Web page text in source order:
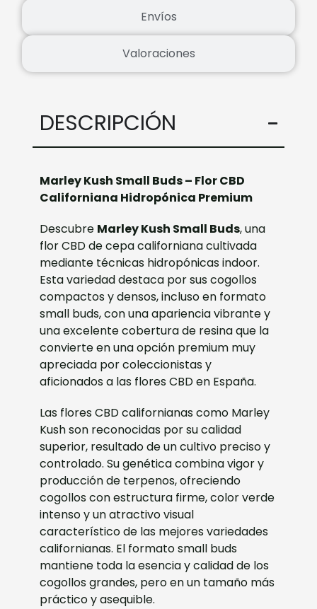
Envíos
Valoraciones
DESCRIPCIÓN
Marley Kush Small Buds – Flor CBD
Californiana Hidropónica Premium
Descubre Marley Kush Small Buds, una
flor CBD de cepa californiana cultivada
mediante técnicas hidropónicas indoor.
Esta variedad destaca por sus cogollos
compactos y densos, incluso en formato
small buds, con una apariencia vibrante y
una excelente cobertura de resina que la
convierte en una opción premium muy
apreciada por coleccionistas y
aficionados a las flores CBD en España.
Las flores CBD californianas como Marley
Kush son reconocidas por su calidad
superior, resultado de un cultivo preciso y
controlado. Su genética combina vigor y
producción de terpenos, ofreciendo
cogollos con estructura firme, color verde
intenso y un atractivo visual
característico de las mejores variedades
californianas. El formato small buds
mantiene toda la esencia y calidad de los
cogollos grandes, pero en un tamaño más
práctico y asequible.